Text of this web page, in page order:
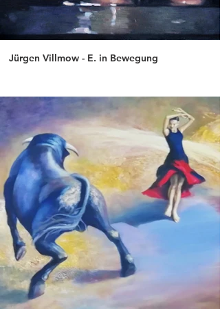
Jürgen Villmow - E. in Bewegung